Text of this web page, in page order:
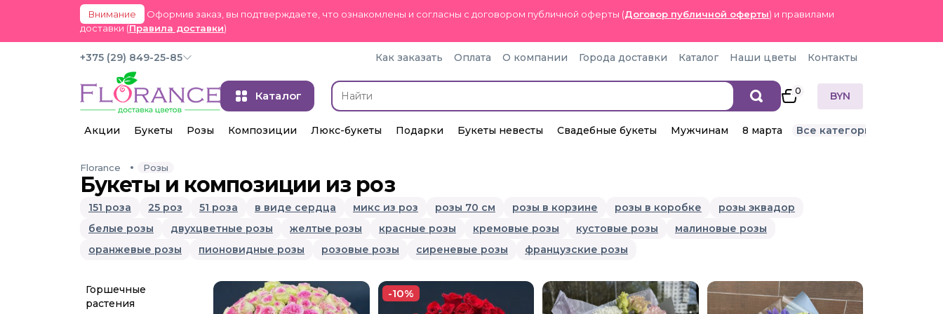
Внимание Оформив заказ, вы подтверждаете, что ознакомлены и согласны с договором публичной оферты (Договор публичной оферты) и правилами
доставки (Правила доставки)
+375 (29) 849-25-85 Как заказать Оплата О компании Города доставки Каталог Наши цветы Контакты
Каталог 0 BYN
Акции Букеты Розы Композиции Люкс-букеты Подарки Букеты невесты Свадебные букеты Мужчинам 8 марта Все категории
Florance Розы
Букеты и композиции из роз
151 роза 25 роз 51 роза в виде сердца микс из роз розы 70 см розы в корзине розы в коробке
розы эквадор
белые розы
двухцветные розы желтые розы красные розы кремовые розы кустовые розы
малиновые розы
оранжевые розы
пионовидные розы розовые розы сиреневые розы французские розы
Горшечные
растения
-10%